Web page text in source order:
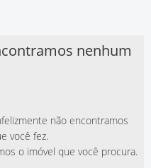
nenhum
não encontramos
você fez.
o imóvel que você procura.